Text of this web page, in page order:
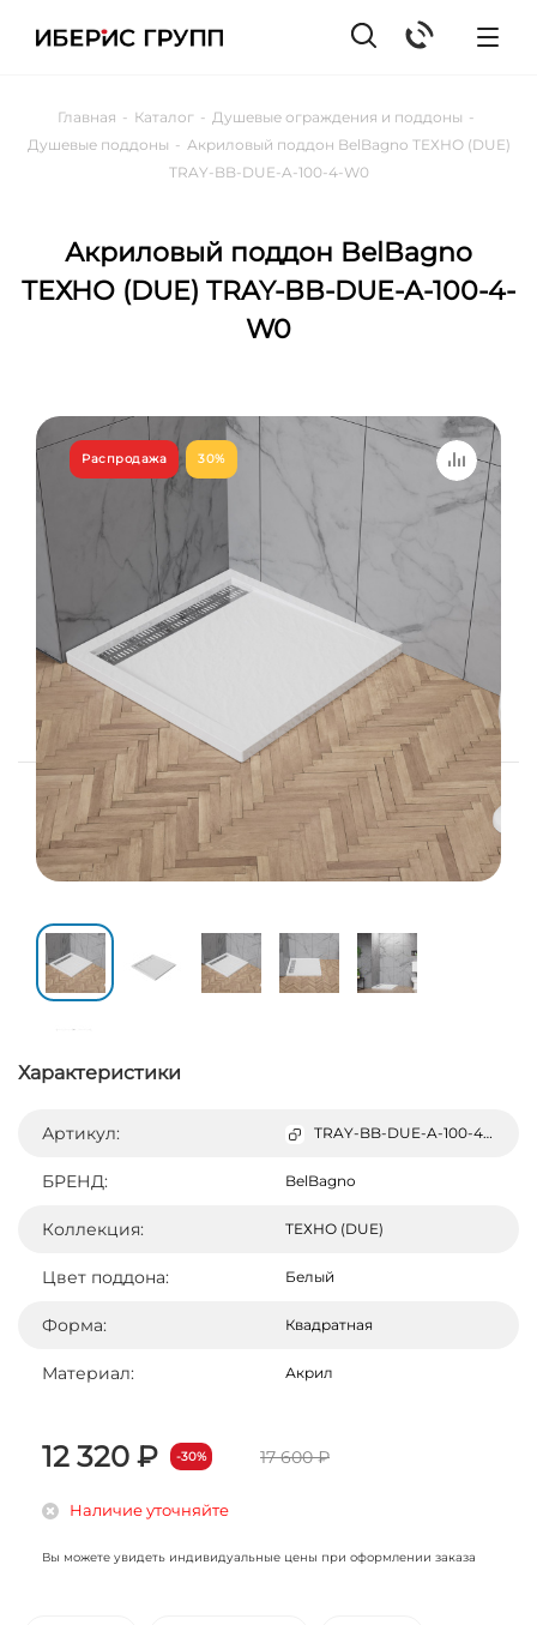
Главная - Каталог - Душевые ограждения и поддоны -
Душевые поддоны - Акриловый поддон BelBagno ТЕХНО (DUE)
TRAY-BB-DUE-A-100-4-W0
Акриловый поддон BelBagno
ТЕХНО (DUE) TRAY-BB-DUE-A-100-4-
W0
Распродажа 30%
Характеристики
Артикул: TRAY-BB-DUE-A-100-4-W0
БРЕНД: BelBagno
Коллекция: ТЕХНО (DUE)
Цвет поддона: Белый
Форма: Квадратная
Материал: Акрил
12 320 ₽ -30% 17 600 ₽
Наличие уточняйте
Вы можете увидеть индивидуальные цены при оформлении заказа